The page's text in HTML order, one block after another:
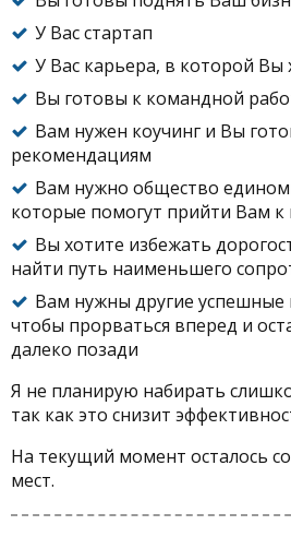
У Вас стартап
У Вас карьера, в которой Вы
Вы готовы к командной
Вам нужен коучинг и Вы
рекомендациям
Вам нужно общество
которые помогут прийти Вам к
Вы хотите избежать
найти путь наименьшего
Вам нужны другие
чтобы прорваться вперед и
далеко позади
Я не планирую набирать
так как это снизит
На текущий момент осталось
мест.